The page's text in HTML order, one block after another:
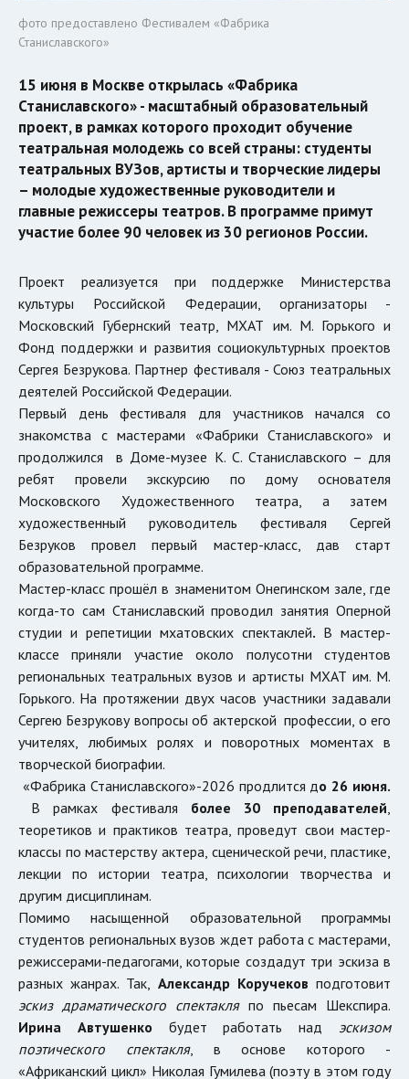
фото предоставлено Фестивалем «Фабрика
Станиславского»
15 июня в Москве открылась «Фабрика
Станиславского» - масштабный образовательный
проект, в рамках которого проходит обучение
театральная молодежь со всей страны: студенты
театральных ВУЗов, артисты и творческие лидеры
– молодые художественные руководители и
главные режиссеры театров. В программе примут
участие более 90 человек из 30 регионов России.
Проект реализуется при поддержке Министерства
культуры Российской Федерации, организаторы -
Московский Губернский театр, МХАТ им. М. Горького и
Фонд поддержки и развития социокультурных проектов
Сергея Безрукова. Партнер фестиваля - Союз театральных
деятелей Российской Федерации.
Первый день фестиваля для участников начался со
знакомства с мастерами «Фабрики Станиславского» и
продолжился в Доме-музее К. С. Станиславского – для
ребят провели экскурсию по дому основателя
Московского Художественного театра, а затем
художественный руководитель фестиваля Сергей
Безруков провел первый мастер-класс, дав старт
образовательной программе.
Мастер-класс прошёл в знаменитом Онегинском зале, где
когда-то сам Станиславский проводил занятия Оперной
студии и репетиции мхатовских спектаклей. В мастер-
классе приняли участие около полусотни студентов
региональных театральных вузов и артисты МХАТ им. М.
Горького. На протяжении двух часов участники задавали
Сергею Безрукову вопросы об актерской профессии, о его
учителях, любимых ролях и поворотных моментах в
творческой биографии.
«Фабрика Станиславского»-2026 продлится до 26 июня.
В рамках фестиваля более 30 преподавателей,
теоретиков и практиков театра, проведут свои мастер-
классы по мастерству актера, сценической речи, пластике,
лекции по истории театра, психологии творчества и
другим дисциплинам.
Помимо насыщенной образовательной программы
студентов региональных вузов ждет работа с мастерами,
режиссерами-педагогами, которые создадут три эскиза в
разных жанрах. Так, Александр Коручеков подготовит
эскиз драматического спектакляпо пьесам Шекспира.
Ирина Автушенко будет работать над эскизом
поэтического спектакля, в основе которого -
«Африканский цикл» Николая Гумилева (поэту в этом году